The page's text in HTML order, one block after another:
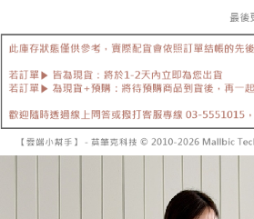
每筆NT$90，滿NT$999(含以上)免運費
【宇迅國際】限一般住址，不支援智能櫃